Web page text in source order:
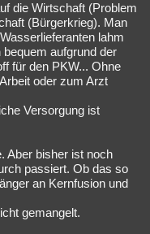
die Wirtschaft (Problem
(Bürgerkrieg). Man
lahm
aufgrund der
für den PKW... Ohne
oder zum Arzt
Versorgung ist
Aber bisher ist noch
passiert. Ob das so
an Kernfusion und
gemangelt.